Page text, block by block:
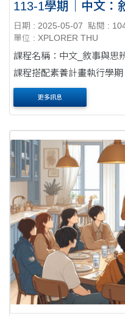
113-1學期｜中文：
日期 : 2025-05-07
點閱 :
單位 : XPLORER THU
課程名稱：中文_敘事與思辨 授課教師：中文系林餘佐
課程搭配素養計畫執行學期：113-1 學
AI：用科技重新理解文本 這學期，林餘佐老師嘗試將生成式
AI引入文學課，引....
更多訊息